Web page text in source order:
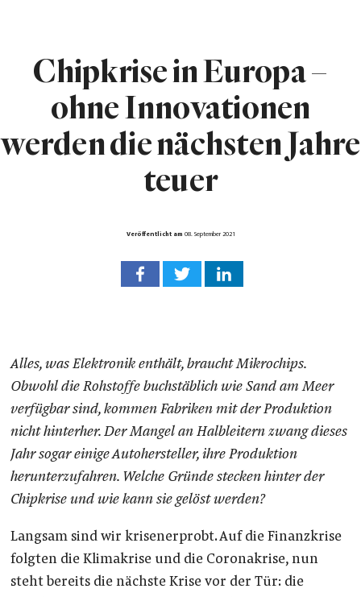
Chipkrise in Europa –
ohne Innovationen
werden die nächsten Jahre
teuer
Veröffentlicht am 08. September 2021
Alles, was Elektronik enthält, braucht Mikrochips.
Obwohl die Rohstoffe buchstäblich wie Sand am Meer
verfügbar sind, kommen Fabriken mit der Produktion
nicht hinterher. Der Mangel an Halbleitern zwang dieses
Jahr sogar einige Autohersteller, ihre Produktion
herunterzufahren. Welche Gründe stecken hinter der
Chipkrise und wie kann sie gelöst werden?
Langsam sind wir krisenerprobt. Auf die Finanzkrise
folgten die Klimakrise und die Coronakrise, nun
steht bereits die nächste Krise vor der Tür: die